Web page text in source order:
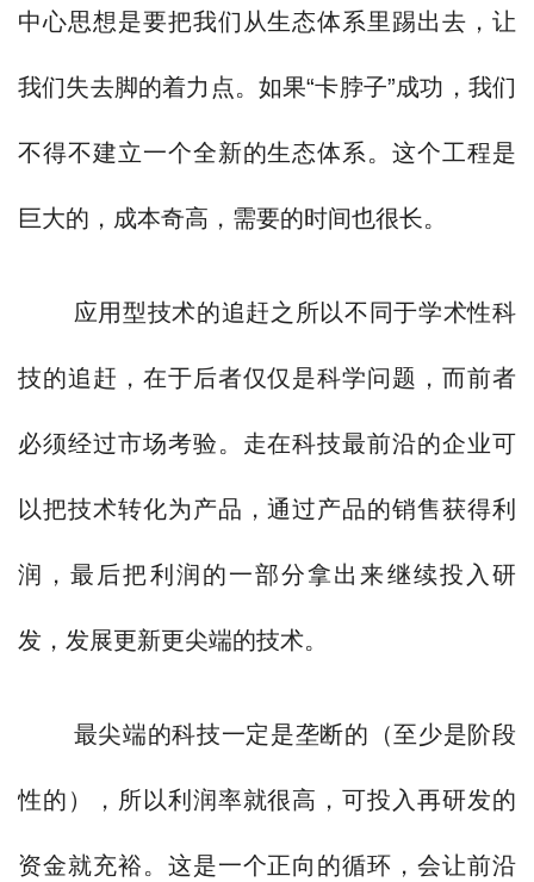
中心思想是要把我们从生态体系里踢出去，让
我们失去脚的着力点。如果“卡脖子”成功，我们
不得不建立一个全新的生态体系。这个工程是
巨大的，成本奇高，需要的时间也很长。
应用型技术的追赶之所以不同于学术性科
技的追赶，在于后者仅仅是科学问题，而前者
必须经过市场考验。走在科技最前沿的企业可
以把技术转化为产品，通过产品的销售获得利
润，最后把利润的一部分拿出来继续投入研
发，发展更新更尖端的技术。
最尖端的科技一定是垄断的（至少是阶段
性的），所以利润率就很高，可投入再研发的
资金就充裕。这是一个正向的循环，会让前沿